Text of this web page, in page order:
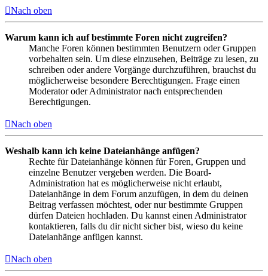
Nach oben
Warum kann ich auf bestimmte Foren nicht zugreifen?
Manche Foren können bestimmten Benutzern oder Gruppen
vorbehalten sein. Um diese einzusehen, Beiträge zu lesen, zu
schreiben oder andere Vorgänge durchzuführen, brauchst du
möglicherweise besondere Berechtigungen. Frage einen
Moderator oder Administrator nach entsprechenden
Berechtigungen.
Nach oben
Weshalb kann ich keine Dateianhänge anfügen?
Rechte für Dateianhänge können für Foren, Gruppen und
einzelne Benutzer vergeben werden. Die Board-
Administration hat es möglicherweise nicht erlaubt,
Dateianhänge in dem Forum anzufügen, in dem du deinen
Beitrag verfassen möchtest, oder nur bestimmte Gruppen
dürfen Dateien hochladen. Du kannst einen Administrator
kontaktieren, falls du dir nicht sicher bist, wieso du keine
Dateianhänge anfügen kannst.
Nach oben